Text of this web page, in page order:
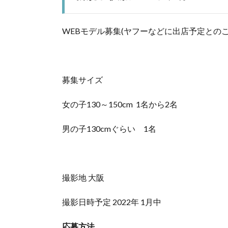
WEBモデル募集(ヤフーなどに出店予定との
募集サイズ
女の子130～150cm 1名から2名
男の子130cmぐらい 1名
撮影地 大阪
撮影日時予定 2022年 1月中